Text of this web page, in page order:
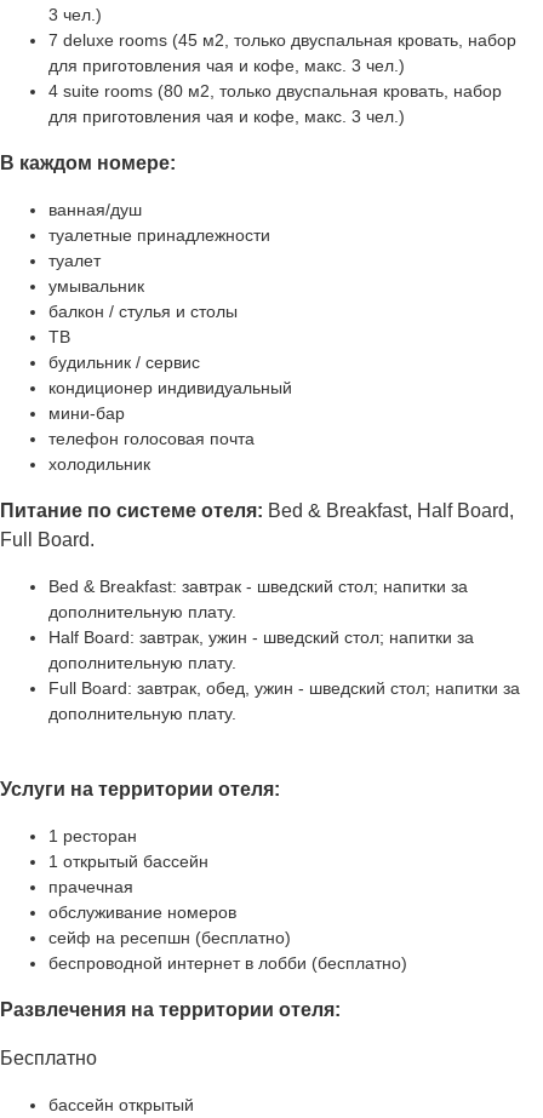
3 чел.)
7 deluxe rooms (45 м2, только двуспальная кровать, набор
для приготовления чая и кофе, макс. 3 чел.)
4 suite rooms (80 м2, только двуспальная кровать, набор
для приготовления чая и кофе, макс. 3 чел.)
В каждом номере:
ванная/душ
туалетные принадлежности
туалет
умывальник
балкон / стулья и столы
ТВ
будильник / сервис
кондиционер индивидуальный
мини-бар
телефон голосовая почта
холодильник
Питание по системе отеля: Bed & Breakfast, Half Board,
Full Board.
Bed & Breakfast: завтрак - шведский стол; напитки за
дополнительную плату.
Half Board: завтрак, ужин - шведский стол; напитки за
дополнительную плату.
Full Board: завтрак, обед, ужин - шведский стол; напитки за
дополнительную плату.
Услуги на территории отеля:
1 ресторан
1 открытый бассейн
прачечная
обслуживание номеров
сейф на ресепшн (бесплатно)
беспроводной интернет в лобби (бесплатно)
Развлечения на территории отеля:
Бесплатно
бассейн открытый